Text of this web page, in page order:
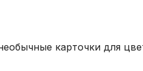
карточки для